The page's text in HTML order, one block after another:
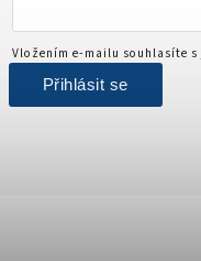
Vložením e-mailu souhlasíte s
Přihlásit se